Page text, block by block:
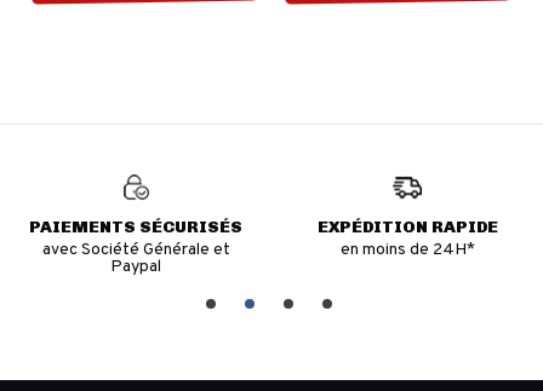
PAIEMENTS SÉCURISÉS
avec Société Générale et
Paypal
EXPÉDITION RAPIDE
en moins de 24H*